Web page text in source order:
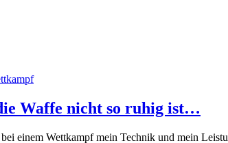
Waffe nicht so ruhig ist…
einem Wettkampf mein Technik und mein